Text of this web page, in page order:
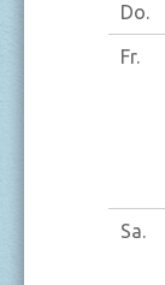
Do.
Fr.
Sa.